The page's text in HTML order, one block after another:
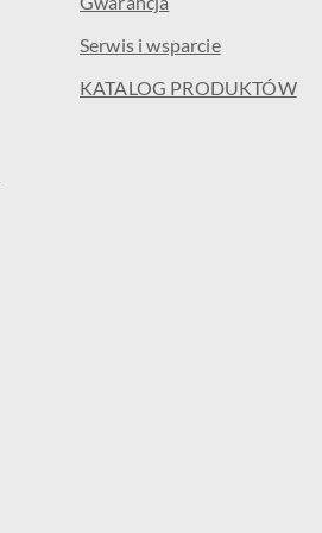
Serwis i wsparcie
KATALOG PRODUKTÓW